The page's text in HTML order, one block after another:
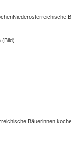
Niederösterreichische
(Bild)
Bäuerinnen